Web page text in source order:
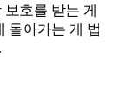
호를 받는 게
돌아가는 게 법